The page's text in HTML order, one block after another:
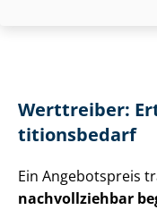
Werttreiber:
ti­ti­ons­be­darf
Ein Angebotspreis
nachvollziehbar